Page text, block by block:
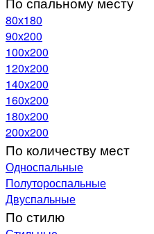
80х180
90х200
100х200
120x200
140х200
160х200
180х200
200х200
По количеству мест
Односпальные
Полутороспальные
Двуспальные
По стилю